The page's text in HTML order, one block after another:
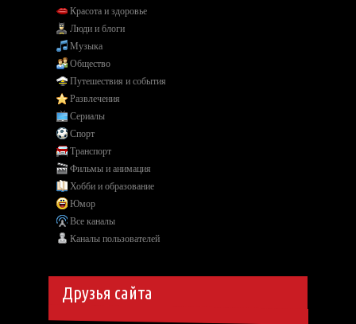
Красота и здоровье
Люди и блоги
Музыка
Общество
Путешествия и события
Развлечения
Сериалы
Спорт
Транспорт
Фильмы и анимация
Хобби и образование
Юмор
Все каналы
Каналы пользователей
Друзья сайта